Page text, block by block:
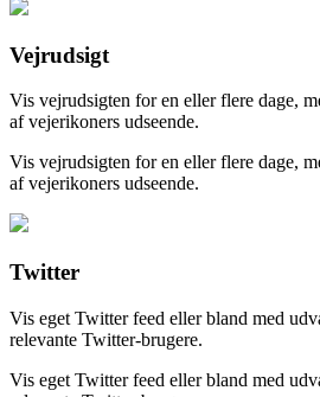
Vejrudsigt
Vis vejrudsigten for en eller flere dage,
af vejerikoners udseende.
Vis vejrudsigten for en eller flere dage,
af vejerikoners udseende.
Twitter
Vis eget Twitter feed eller bland med
relevante Twitter-brugere.
Vis eget Twitter feed eller bland med